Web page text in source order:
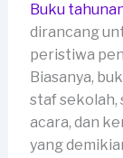
Buku
dirancang
peristiwa
Biasanya,
staf sekolah,
acara, dan
yang